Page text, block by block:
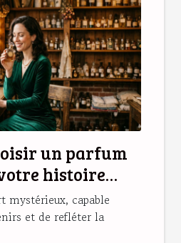
un parfum
histoire
mystérieux, capable
et de refléter la